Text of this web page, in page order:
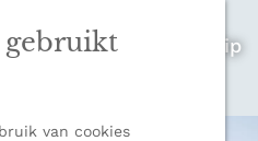
gebruikt
van cookies
rondreis, een stedentrip
Honeyguides